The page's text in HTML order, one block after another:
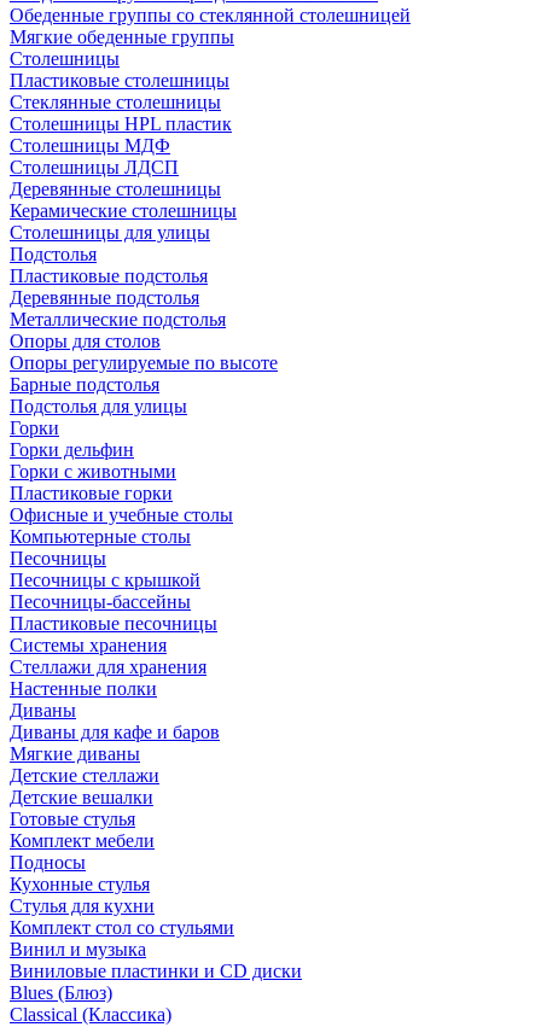
Обеденные группы со стеклянной столешницей
Мягкие обеденные группы
Столешницы
Пластиковые столешницы
Стеклянные столешницы
Столешницы HPL пластик
Столешницы МДФ
Столешницы ЛДСП
Деревянные столешницы
Керамические столешницы
Столешницы для улицы
Подстолья
Пластиковые подстолья
Деревянные подстолья
Металлические подстолья
Опоры для столов
Опоры регулируемые по высоте
Барные подстолья
Подстолья для улицы
Горки
Горки дельфин
Горки с животными
Пластиковые горки
Офисные и учебные столы
Компьютерные столы
Песочницы
Песочницы с крышкой
Песочницы-бассейны
Пластиковые песочницы
Системы хранения
Стеллажи для хранения
Настенные полки
Диваны
Диваны для кафе и баров
Мягкие диваны
Детские стеллажи
Детские вешалки
Готовые стулья
Комплект мебели
Подносы
Кухонные стулья
Стулья для кухни
Комплект стол со стульями
Винил и музыка
Виниловые пластинки и CD диски
Blues (Блюз)
Classical (Классика)